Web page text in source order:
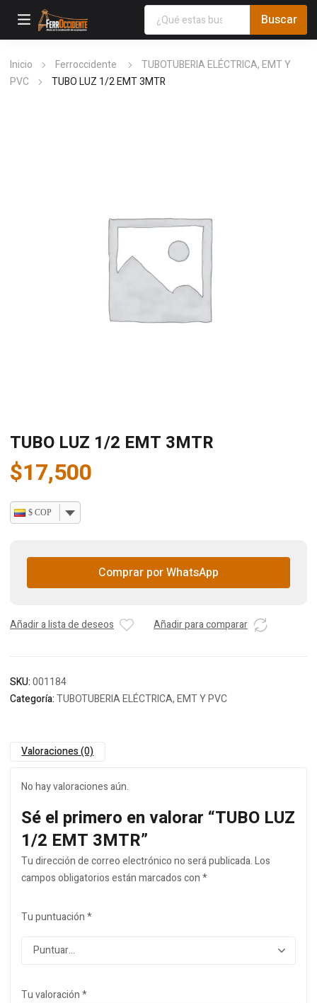
Inicio Ferroccidente
TUBOTUBERIA ELÉCTRICA, EMT Y
PVC
TUBO LUZ 1/2 EMT 3MTR
TUBO LUZ 1/2 EMT 3MTR
$17,500
$ COP
Comprar por WhatsApp
Añadir a lista de deseos Añadir para comparar
SKU:001184
Categoría:TUBOTUBERIA ELÉCTRICA, EMT Y PVC
Valoraciones (0)
No hay valoraciones aún.
Sé el primero en valorar “TUBO LUZ
1/2 EMT 3MTR”
Tu dirección de correo electrónico no será publicada.Los
campos obligatorios están marcados con*
Tu puntuación*
Tu valoración*